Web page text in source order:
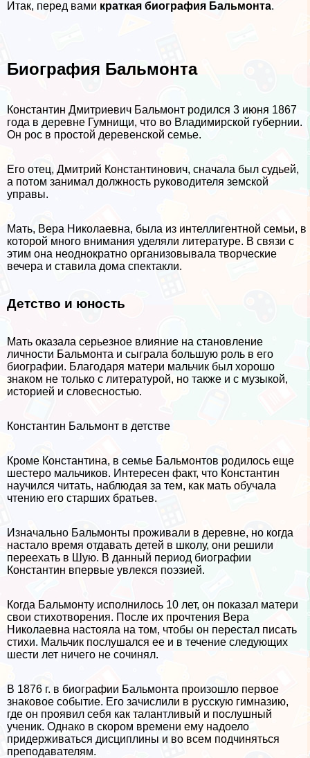
Итак, перед вами краткая биография Бальмонта.
Биография Бальмонта
Константин Дмитриевич Бальмонт родился 3 июня 1867
года в деревне Гумнищи, что во Владимирской губернии.
Он рос в простой деревенской семье.
Его отец, Дмитрий Константинович, сначала был судьей,
а потом занимал должность руководителя земской
управы.
Мать, Вера Николаевна, была из интеллигентной семьи, в
которой много внимания уделяли литературе. В связи с
этим она неоднократно организовывала творческие
вечера и ставила дома спектакли.
Детство и юность
Мать оказала серьезное влияние на становление
личности Бальмонта и сыграла большую роль в его
биографии. Благодаря матери мальчик был хорошо
знаком не только с литературой, но также и с музыкой,
историей и словесностью.
Константин Бальмонт в детстве
Кроме Константина, в семье Бальмонтов родилось еще
шестеро мальчиков. Интересен факт, что Константин
научился читать, наблюдая за тем, как мать обучала
чтению его старших братьев.
Изначально Бальмонты проживали в деревне, но когда
настало время отдавать детей в школу, они решили
переехать в Шую. В данный период биографии
Константин впервые увлекся поэзией.
Когда Бальмонту исполнилось 10 лет, он показал матери
свои стихотворения. После их прочтения Вера
Николаевна настояла на том, чтобы он перестал писать
стихи. Мальчик послушался ее и в течение следующих
шести лет ничего не сочинял.
В 1876 г. в биографии Бальмонта произошло первое
знаковое событие. Его зачислили в русскую гимназию,
где он проявил себя как талантливый и послушный
ученик. Однако в скором времени ему надоело
придерживаться дисциплины и во всем подчиняться
преподавателям.